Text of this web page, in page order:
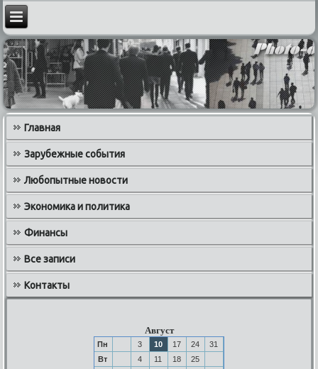
Главная
Зарубежные события
Любопытные новости
Экономика и политика
Финансы
Все записи
Контакты
Август
Пн 3 10 17 24
31
Вт
4 11 18
25